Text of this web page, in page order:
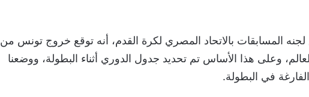
المسابقات بالاتحاد المصري لكرة القدم، أنه توقع خروج تونس من
وعلى هذا الأساس تم تحديد جدول الدوري أثناء البطولة، ووضعنا
في البطولة.